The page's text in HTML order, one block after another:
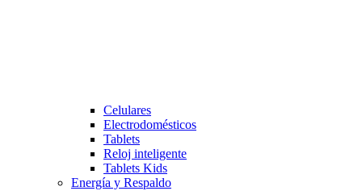
Celulares
Electrodomésticos
Tablets
Reloj inteligente
Tablets Kids
Energía y Respaldo